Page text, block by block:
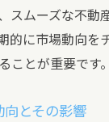
スムーズな不動
的に市場動向を
ことが重要です。
とその影響